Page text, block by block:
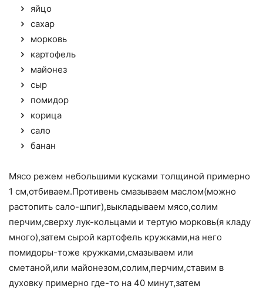
яйцо
сахар
морковь
картофель
майонез
сыр
помидор
корица
сало
банан
Мясо режем небольшими кусками толщиной примерно
1 см,отбиваем.Противень смазываем маслом(можно
растопить сало-шпиг),выкладываем мясо,солим
перчим,сверху лук-кольцами и тертую морковь(я кладу
много),затем сырой картофель кружками,на него
помидоры-тоже кружками,смазываем или
сметаной,или майонезом,солим,перчим,ставим в
духовку примерно где-то на 40 минут,затем